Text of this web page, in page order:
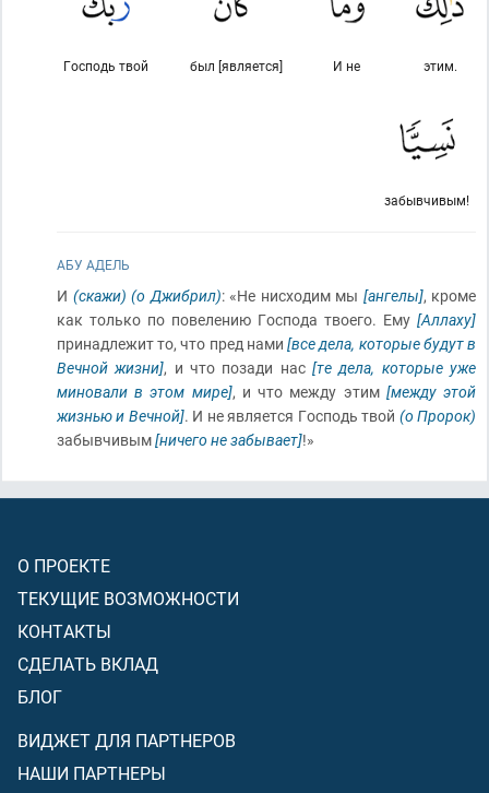
этим.
И не
был [является]
Господь твой
забывчивым!
АБУ АДЕЛЬ
И (скажи) (о Джибрил): «Не нисходим мы [ангелы], кроме
как только по повелению Господа твоего. Ему [Аллаху]
принадлежит то, что пред нами[все дела, которые будут в
Вечной жизни], и что позади нас[те дела, которые уже
миновали в этом мире], и что между этим [между этой
жизнью и Вечной]. И не является Господь твой (о Пророк)
забывчивым[ничего не забывает]!»
О ПРОЕКТЕ
ТЕКУЩИЕ ВОЗМОЖНОСТИ
КОНТАКТЫ
СДЕЛАТЬ ВКЛАД
БЛОГ
ВИДЖЕТ ДЛЯ ПАРТНЕРОВ
НАШИ ПАРТНЕРЫ